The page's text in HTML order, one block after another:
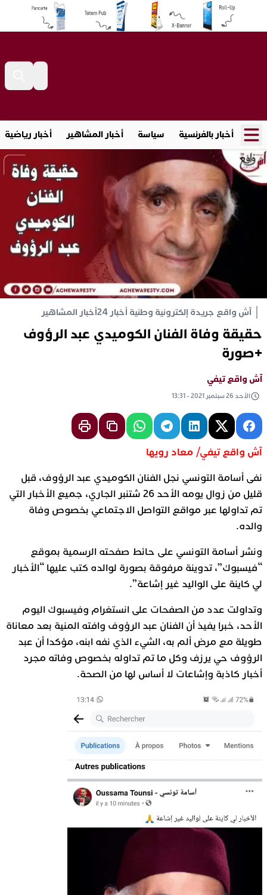
أخبار بالفرنسية سياسة أخبار المشاهير أخبار رياضية
آش واقع جريدة إلكترونية وطنية أخبار 24 أخبار المشاهير
حقيقة وفاة الفنان الكوميدي عبد الرؤوف
+صورة
آش واقع تيفي
الأحد 26 سبتمبر 2021 - 13:31
آش واقع تيفي/ معاد رويها
نفى أسامة التونسي نجل الفنان الكوميدي عبد الرؤوف، قبل
قليل من زوال يومه الأحد 26 شتنبر الجاري، جميع الأخبار التي
تم تداولها عبر مواقع التواصل الاجتماعي بخصوص وفاة
والده.
ونشر أسامة التونسي على حائط صفحته الرسمية بموقع
“فيسبوك”، تدوينة مرفوقة بصورة لوالده كتب عليها “الأخبار
لي كاينة على الواليد غير إشاعة”.
وتداولت عدد من الصفحات على انستغرام وفيسبوك اليوم
الأحد، خبرا يفيذ أن الفنان عبد الرؤوف وافته المنية بعد معاناة
طويلة مع مرض ألم به، الشيء الذي نفه ابنه، مؤكدا أن عبد
الرؤوف حي يرزف وكل ما تم تداوله بخصوص وفاته مجرد
أخبار كاذبة وإشاعات لا أساس لها من الصحة.